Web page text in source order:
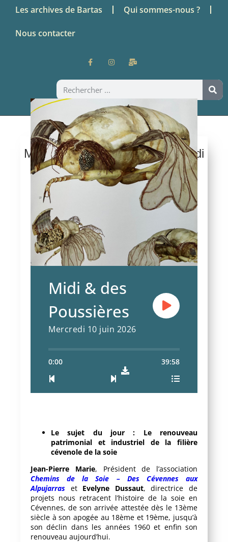
Les archives de Bartas Qui sommes-nous ?
Nous contacter
Midi & des Poussières – Mercredi
10 juin 2026
Sériciculture : les nouvelles
routes cévenoles de la soie
Midi & des
Poussières
Mercredi 10 juin 2026
0:00 39:58
Le sujet du jour : Le renouveau
patrimonial et industriel de la filière
cévenole de la soie
Jean-Pierre Marie, Président de l’association
Chemins de la Soie – Des Cévennes aux
Alpujarras et Evelyne Dussaut, directrice de
projets nous retracent l’histoire de la soie en
Cévennes, de son arrivée attestée dès le 13ème
siècle à son apogée au 18ème et 19ème, jusqu’à
son déclin dans les années 1960 et enfin son
renouveau aujourd’hui.